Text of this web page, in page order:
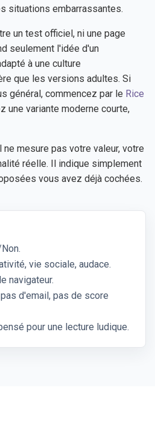
situations embarrassantes.
un test officiel, ni une page
seulement l'idée d'un
à une culture
que les versions adultes. Si
général, commencez par le Rice
une variante moderne courte,
mesure pas votre valeur, votre
réelle. Il indique simplement
vous avez déjà cochées.
vie sociale, audace.
navigateur.
d'email, pas de score
pour une lecture ludique.